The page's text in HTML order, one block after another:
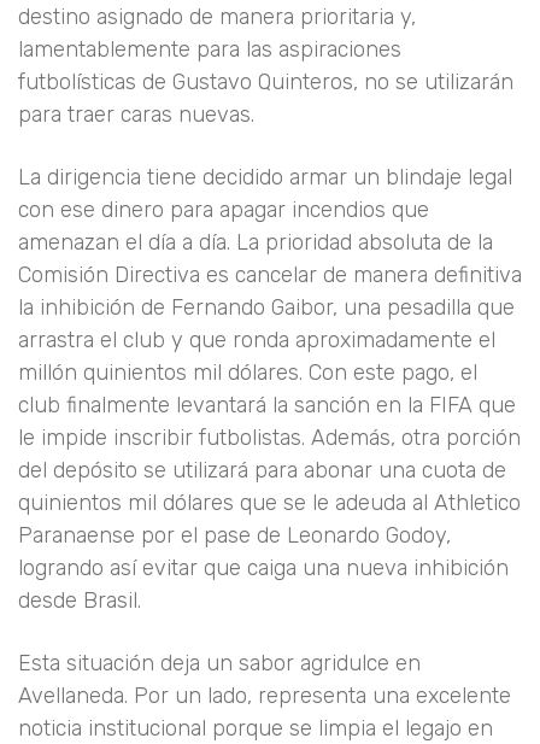
destino asignado de manera prioritaria y,
lamentablemente para las aspiraciones
futbolísticas de Gustavo Quinteros, no se utilizarán
para traer caras nuevas.
La dirigencia tiene decidido armar un blindaje legal
con ese dinero para apagar incendios que
amenazan el día a día. La prioridad absoluta de la
Comisión Directiva es cancelar de manera definitiva
la inhibición de Fernando Gaibor, una pesadilla que
arrastra el club y que ronda aproximadamente el
millón quinientos mil dólares. Con este pago, el
club finalmente levantará la sanción en la FIFA que
le impide inscribir futbolistas. Además, otra porción
del depósito se utilizará para abonar una cuota de
quinientos mil dólares que se le adeuda al Athletico
Paranaense por el pase de Leonardo Godoy,
logrando así evitar que caiga una nueva inhibición
desde Brasil.
Esta situación deja un sabor agridulce en
Avellaneda. Por un lado, representa una excelente
noticia institucional porque se limpia el legajo en